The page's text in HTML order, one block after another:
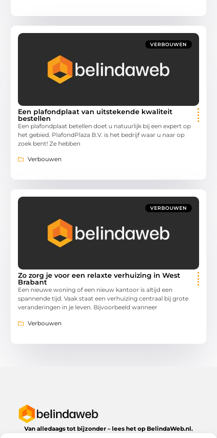
VERBOUWEN
Een plafondplaat van uitstekende kwaliteit
bestellen
Een plafondplaat betellen doet u natuurlijk bij een expert op
het gebied. PlafondPlaza B.V. is het bedrijf waar u naar op
zoek bent! Ze hebben
Verbouwen
VERBOUWEN
Zo zorg je voor een relaxte verhuizing in West
Brabant
Een nieuwe woning of een nieuw kantoor is altijd een
spannende tijd. Vaak staat een verhuizing centraal bij grote
veranderingen in je leven. Bijvoorbeeld wanneer
Verbouwen
Van alledaags tot bijzonder – lees het op BelindaWeb.nl.